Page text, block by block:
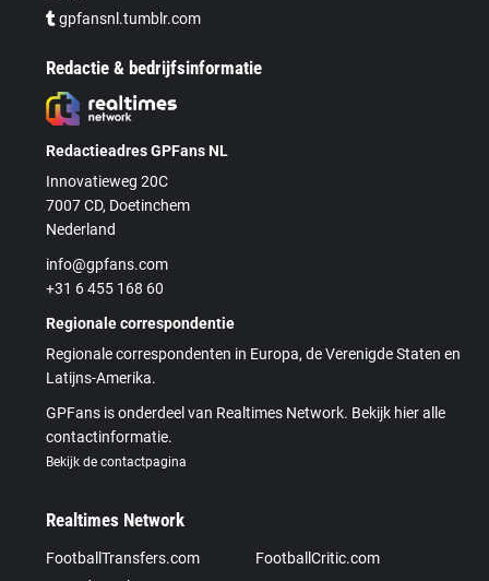
gpfansnl.tumblr.com
Redactie & bedrijfsinformatie
Redactieadres GPFans NL
Innovatieweg 20C
7007 CD, Doetinchem
Nederland
info@gpfans.com
+31 6 455 168 60
Regionale correspondentie
Regionale correspondenten in Europa, de Verenigde Staten en
Latijns-Amerika.
GPFans is onderdeel van Realtimes Network. Bekijk hier alle
contactinformatie.
Bekijk de contactpagina
Realtimes Network
FootballTransfers.com
FootballCritic.com